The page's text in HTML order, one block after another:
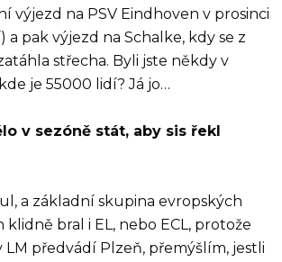
výjezd na PSV Eindhoven v prosinci
pak výjezd na Schalke, kdy se z
střecha. Byli jste někdy v
je 55000 lidí? Já jo…
v sezóně stát, aby sis řekl
a základní skupina evropských
klidně bral i EL, nebo ECL, protože
LM předvádí Plzeň, přemýšlím, jestli